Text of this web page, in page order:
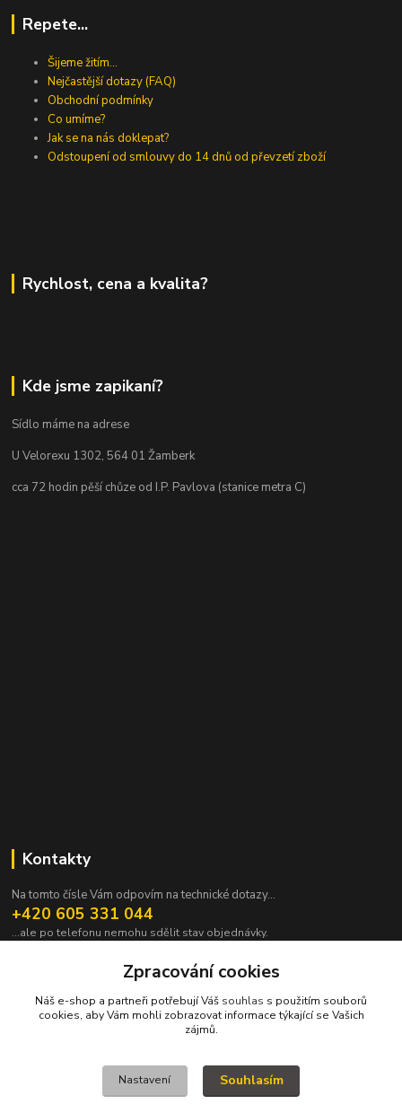
Repete...
Šijeme žitím...
Nejčastější dotazy (FAQ)
Obchodní podmínky
Co umíme?
Jak se na nás doklepat?
Odstoupení od smlouvy do 14 dnů od převzetí zboží
Rychlost, cena a kvalita?
Kde jsme zapikaní?
Sídlo máme na adrese
U Velorexu 1302, 564 01 Žamberk
cca 72 hodin pěší chůze od I.P. Pavlova (stanice metra C)
Kontakty
Na tomto čísle Vám odpovím na technické dotazy...
+420 605 331 044
...ale po telefonu nemohu sdělit stav objednávky.
pavek@janpavek.com
VŠECHNY VÝROBKY V TOMTO ESHOPU JSOU VYRÁBĚNY NA ZAKÁZKU a
Zpracování cookies
Náš e-shop a partneři potřebují Váš souhlas s použitím souborů
cookies, aby Vám mohli zobrazovat informace týkající se Vašich
zájmů.
Nastavení Souhlasím